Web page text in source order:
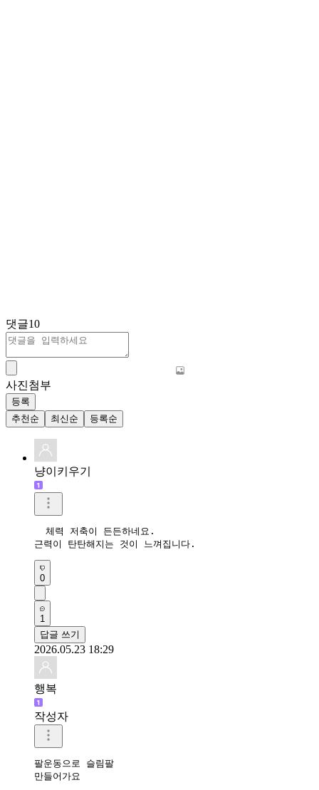
댓글10
사진첨부
등록
추천순
최신순 등록순
냥이키우기
  체력 저축이 든든하네요.
근력이 탄탄해지는 것이 느껴집니다.
0
1
답글 쓰기
2026.05.23 18:29
행복
작성자
팔운동으로 슬림팔
만들어가요